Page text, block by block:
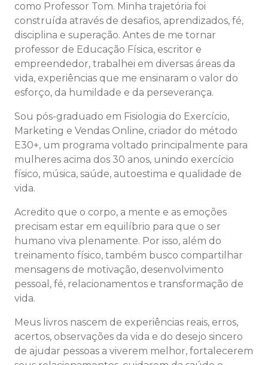
como Professor Tom. Minha trajetória foi
construída através de desafios, aprendizados, fé,
disciplina e superação. Antes de me tornar
professor de Educação Física, escritor e
empreendedor, trabalhei em diversas áreas da
vida, experiências que me ensinaram o valor do
esforço, da humildade e da perseverança.
Sou pós-graduado em Fisiologia do Exercício,
Marketing e Vendas Online, criador do método
E30+, um programa voltado principalmente para
mulheres acima dos 30 anos, unindo exercício
físico, música, saúde, autoestima e qualidade de
vida.
Acredito que o corpo, a mente e as emoções
precisam estar em equilíbrio para que o ser
humano viva plenamente. Por isso, além do
treinamento físico, também busco compartilhar
mensagens de motivação, desenvolvimento
pessoal, fé, relacionamentos e transformação de
vida.
Meus livros nascem de experiências reais, erros,
acertos, observações da vida e do desejo sincero
de ajudar pessoas a viverem melhor, fortalecerem